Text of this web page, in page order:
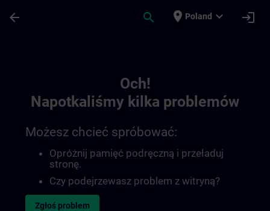
arrow_back search place Poland expand_more login
Och!
Napotkaliśmy kilka problemów
Możesz chcieć spróbować:
Opróżnij pamięć podręczną i przeładuj
stronę.
Czy podejrzewasz problem z witryną?
Zgłoś problem